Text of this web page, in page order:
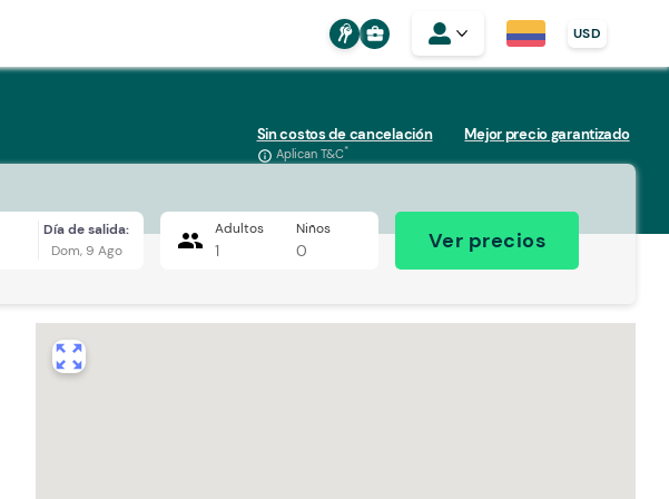
business_center USD
Sin costos de cancelación
info_outline Aplican T&C*
Mejor precio garantizado
Día de salida:
Dom, 9 Ago
people Adultos
1
Niños
0 Ver precios
zoom_out_map